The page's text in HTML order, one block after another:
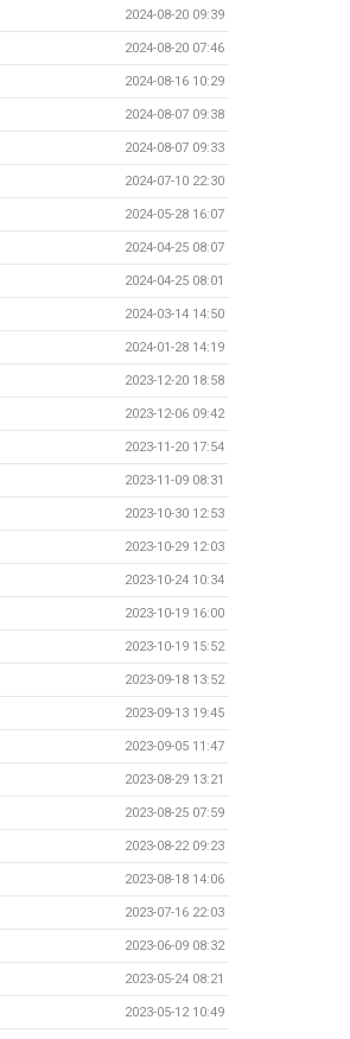
2024-08-20 09:39
2024-08-20 07:46
2024-08-16 10:29
2024-08-07 09:38
2024-08-07 09:33
2024-07-10 22:30
2024-05-28 16:07
2024-04-25 08:07
2024-04-25 08:01
2024-03-14 14:50
2024-01-28 14:19
2023-12-20 18:58
2023-12-06 09:42
2023-11-20 17:54
2023-11-09 08:31
2023-10-30 12:53
2023-10-29 12:03
2023-10-24 10:34
2023-10-19 16:00
2023-10-19 15:52
2023-09-18 13:52
2023-09-13 19:45
2023-09-05 11:47
2023-08-29 13:21
2023-08-25 07:59
2023-08-22 09:23
2023-08-18 14:06
2023-07-16 22:03
2023-06-09 08:32
2023-05-24 08:21
2023-05-12 10:49